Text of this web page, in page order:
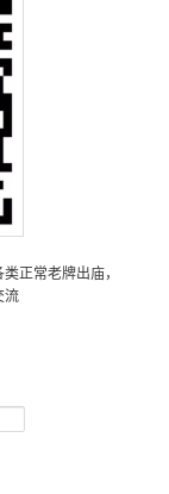
正常老牌出庙，
流